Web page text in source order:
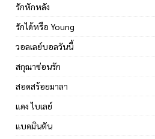
รักหักหลัง
รักได้หรือ Young
วอลเลย์บอลวันนี้
สกุณาซ่อนรัก
สอดสร้อยมาลา
แดง ไบเลย์
แบดมินตัน